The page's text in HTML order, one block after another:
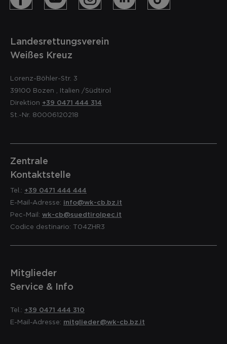
Landesrettungsverein
Weißes Kreuz
Lorenz-Böhler-Str. 3
39100 Bozen Italien /Südtirol
Direktion +39 0471 444 314
St.-Nr. 80006120218
Zentrale
Kontaktstelle
Tel.: +39 0471 444 444
E-Mail-Adresse: info@wk-cb.bz.it
Pec-Mail: wk-cb@suedtirolpec.it
Codice destinario: T04ZHR3
Mitglieder
Service & Info
Tel.: +39 0471 444 310
E-Mail-Adresse: mitglieder@wk-cb.bz.it